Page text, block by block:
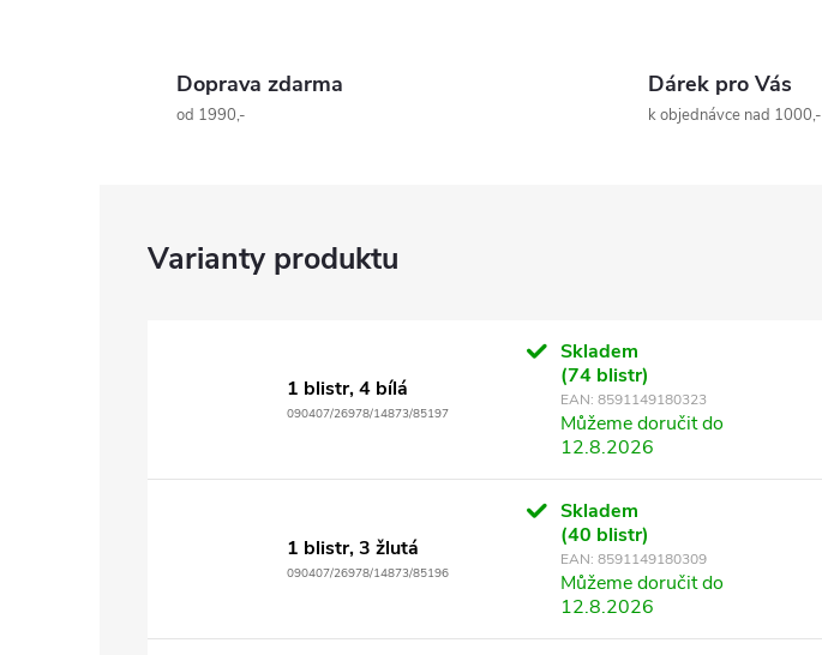
Doprava zdarma
od 1990,-
Dárek pro Vás
k objednávce nad 1000,-
1 blistr, 4 bílá
090407/26978/14873/85197
Skladem
(74 blistr)
EAN: 8591149180323
Můžeme doručit do
12.8.2026
1 blistr, 3 žlutá
090407/26978/14873/85196
Skladem
(40 blistr)
EAN: 8591149180309
Můžeme doručit do
12.8.2026